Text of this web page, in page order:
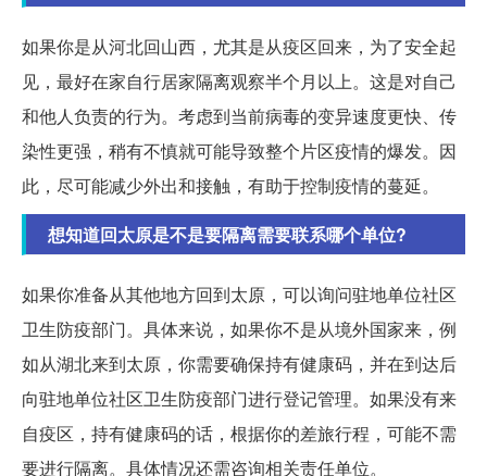
如果你是从河北回山西，尤其是从疫区回来，为了安全起
见，最好在家自行居家隔离观察半个月以上。这是对自己
和他人负责的行为。考虑到当前病毒的变异速度更快、传
染性更强，稍有不慎就可能导致整个片区疫情的爆发。因
此，尽可能减少外出和接触，有助于控制疫情的蔓延。
想知道回太原是不是要隔离需要联系哪个单位?
如果你准备从其他地方回到太原，可以询问驻地单位社区
卫生防疫部门。具体来说，如果你不是从境外国家来，例
如从湖北来到太原，你需要确保持有健康码，并在到达后
向驻地单位社区卫生防疫部门进行登记管理。如果没有来
自疫区，持有健康码的话，根据你的差旅行程，可能不需
要进行隔离。具体情况还需咨询相关责任单位。